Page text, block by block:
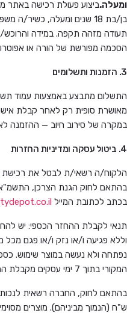
ומעלה.ביצוע פעולת רכישה באתר
בן/בת 18 שנים ומעלה,
הסכמה מפורשת של הורה או
3. הזמנות ותשלומים
מאושרת סופית רק לאחר קבלת
במקרה של סירוב חיוב — ההזמנה לא
4. ביטול עסקה ומדיניות החזרות
הלקוח/ה רשאי/ת לבטל את רכישת
בכתב לכתובת המייל
תנאי לקבלת ההחזר הכספי: יש
וללא פגיעה ו/או נזק ו/או פגם מכל
נפתחה ולא נעשה במוצר שימוש.
המקורי בתוך 7 ימי עסקים מקבלת המוצר חזרה.
ש"ח (הנמוך מביניהם). מוצרים